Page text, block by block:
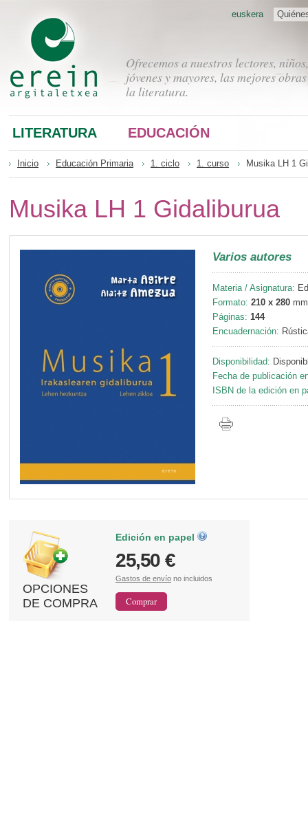
Ofrecemos a nuestros lectores, niños,
jóvenes y mayores, las mejores
la literatura.
euskera
LITERATURA EDUCACIÓN
Inicio Educación Primaria 1. ciclo 1. curso Musika LH 1
Musika LH 1 Gidaliburua
Varios autores
Materia / Asignatura:
Formato: 210 x 280 mm
Páginas: 144
Encuadernación:
Disponibilidad:
Fecha de publicación
ISBN de la edición en
OPCIONES
DE COMPRA
Edición en papel
25,50 €
Gastos de envío no incluidos